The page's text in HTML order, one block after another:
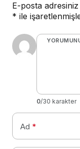
E-posta
* ile
0/30 karakter
Ad *